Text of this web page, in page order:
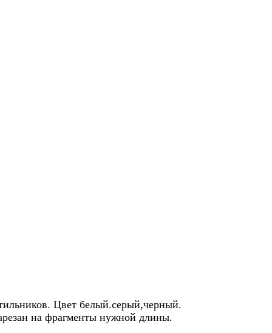
Цвет белый.серый,черный.
на фрагменты нужной длины.